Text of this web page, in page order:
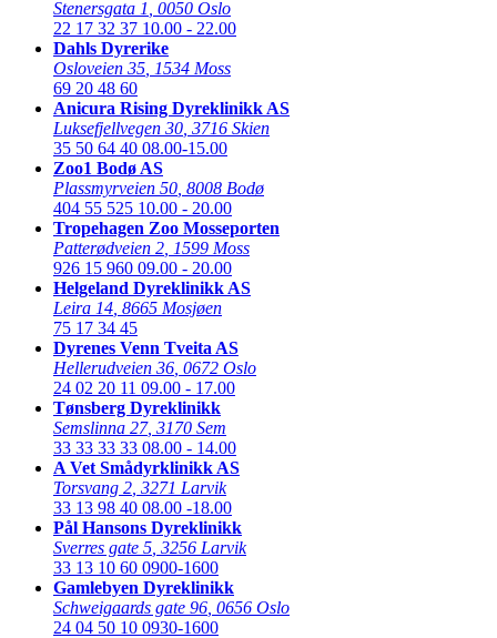
Stenersgata 1 0050 Oslo
22 17 32 37 10.00 - 22.00
Dahls Dyrerike
Osloveien 35 1534 Moss
69 20 48 60
Anicura Rising Dyreklinikk AS
Luksefjellvegen 30 3716 Skien
35 50 64 40 08.00-15.00
Zoo1 Bodø AS
Plassmyrveien 50 8008 Bodø
404 55 525 10.00 - 20.00
Tropehagen Zoo Mosseporten
Patterødveien 2 1599 Moss
926 15 960 09.00 - 20.00
Helgeland Dyreklinikk AS
Leira 14 8665 Mosjøen
75 17 34 45
Dyrenes Venn Tveita AS
Hellerudveien 36 0672 Oslo
24 02 20 11 09.00 - 17.00
Tønsberg Dyreklinikk
Semslinna 27, 3170 Sem
33 33 33 33 08.00 - 14.00
A Vet Smådyrklinikk AS
Torsvang 2 3271 Larvik
33 13 98 40 08.00 -18.00
Pål Hansons Dyreklinikk
Sverres gate 5 3256 Larvik
33 13 10 60 0900-1600
Gamlebyen Dyreklinikk
Schweigaards gate 96 0656 Oslo
24 04 50 10 0930-1600